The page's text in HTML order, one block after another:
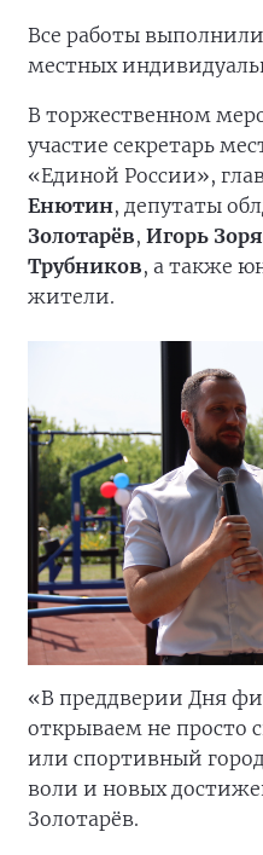
Все работы
местных
В торжественном
участие секретарь
«Единой России»,
Енютин, депутаты
Золотарёв, Игорь Зоря
Трубников, а также
жители.
«В преддверии Дня
открываем не просто
или спортивный
воли и новых
Золотарёв.